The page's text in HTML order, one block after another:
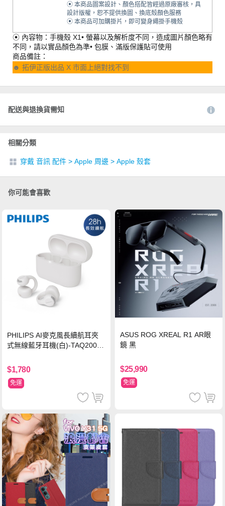
⦿ 本商品圖案設計、顏色搭配皆經過原廠審核，具
設計版權，恕不提供換圖、換底殼顏色服務
⦿ 本商品可加購掛片，即可變身繩掛手機殼
⦿ 內容物：手機殼 X1• 螢幕以及解析度不同，造成圖片顏色略有
不同，請以實品顏色為準• 包膜、滿版保護貼可使用
商品備註：
☻ 拓伊正版出品 X 市面上絕對找不到
配送與退換貨需知
相關分類
穿戴 音訊 配件 > Apple 周邊 > Apple 殼套
你可能會喜歡
PHILIPS AI麥克風長續航耳夾
式無線藍牙耳機(白)-TAQ2000
$1,780
免運
ASUS ROG XREAL R1 AR眼
鏡 黑
$25,990
免運